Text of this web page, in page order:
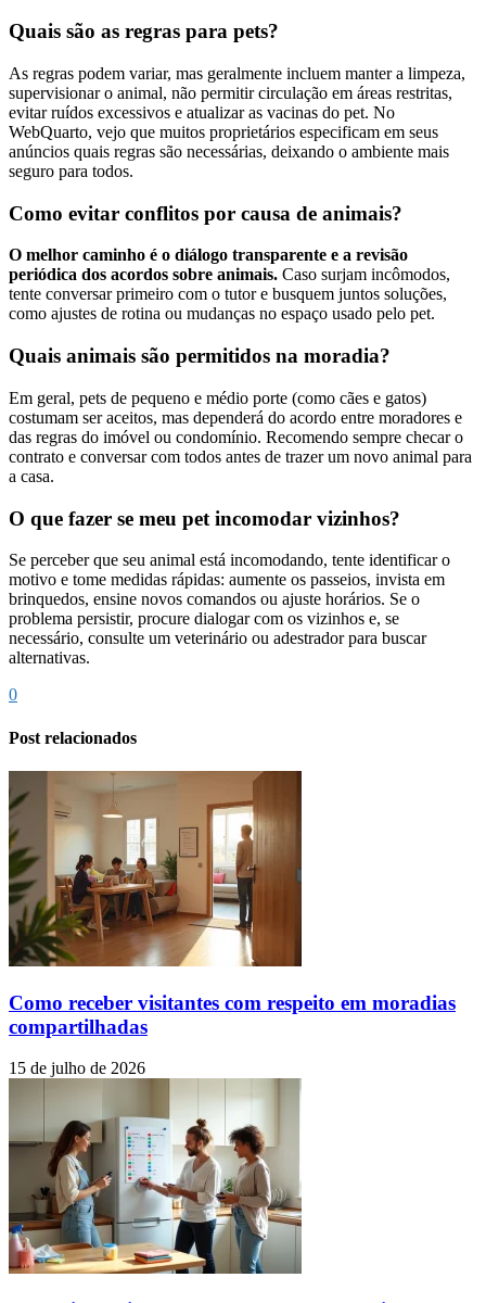
Quais são as regras para pets?
As regras podem variar, mas geralmente incluem manter a limpeza,
supervisionar o animal, não permitir circulação em áreas restritas,
evitar ruídos excessivos e atualizar as vacinas do pet. No
WebQuarto, vejo que muitos proprietários especificam em seus
anúncios quais regras são necessárias, deixando o ambiente mais
seguro para todos.
Como evitar conflitos por causa de animais?
O melhor caminho é o diálogo transparente e a revisão
periódica dos acordos sobre animais. Caso surjam incômodos,
tente conversar primeiro com o tutor e busquem juntos soluções,
como ajustes de rotina ou mudanças no espaço usado pelo pet.
Quais animais são permitidos na moradia?
Em geral, pets de pequeno e médio porte (como cães e gatos)
costumam ser aceitos, mas dependerá do acordo entre moradores e
das regras do imóvel ou condomínio. Recomendo sempre checar o
contrato e conversar com todos antes de trazer um novo animal para
a casa.
O que fazer se meu pet incomodar vizinhos?
Se perceber que seu animal está incomodando, tente identificar o
motivo e tome medidas rápidas: aumente os passeios, invista em
brinquedos, ensine novos comandos ou ajuste horários. Se o
problema persistir, procure dialogar com os vizinhos e, se
necessário, consulte um veterinário ou adestrador para buscar
alternativas.
0
Post relacionados
Como receber visitantes com respeito em moradias
compartilhadas
15 de julho de 2026